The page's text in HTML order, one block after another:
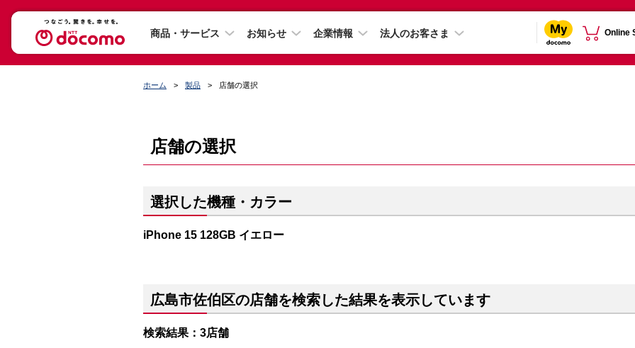
商品・サービス お知らせ 企業情報 法人のお客さま Online
ホーム 製品 店舗の選択
店舗の選択
選択した機種・カラー
iPhone 15 128GB イエロー
広島市佐伯区の店舗を検索した結果を表示しています
検索結果：3店舗